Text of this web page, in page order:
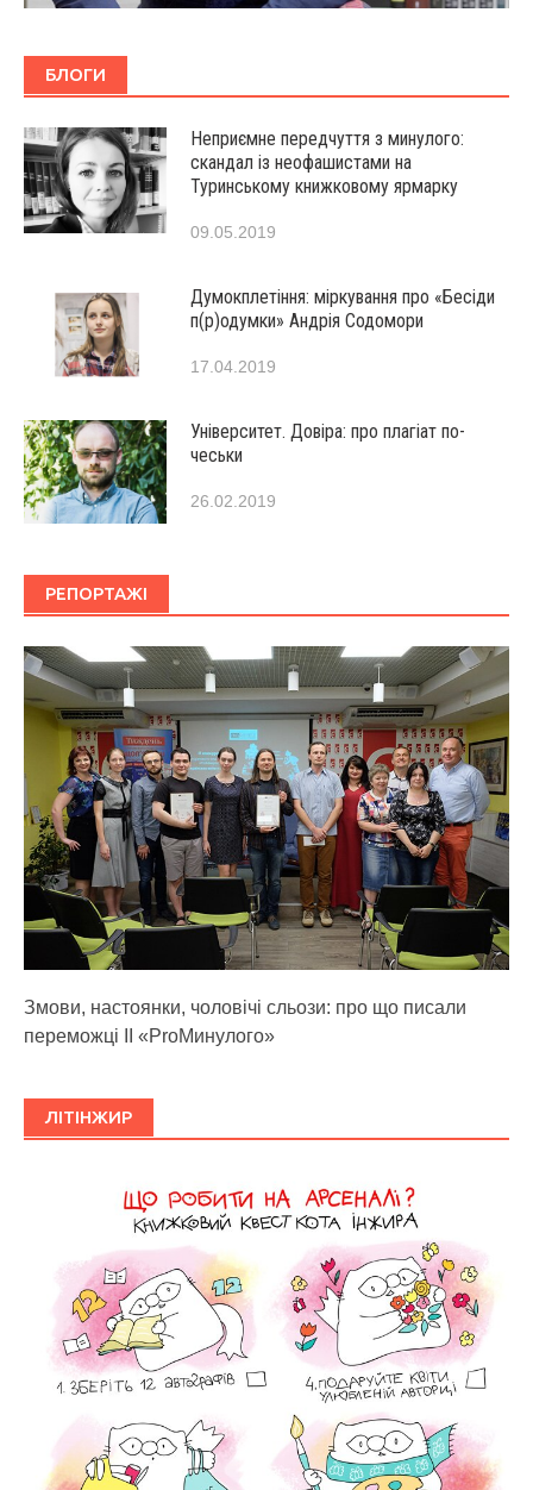
БЛОГИ
Неприємне передчуття з минулого:
скандал із неофашистами на
Туринському книжковому ярмарку
09.05.2019
Думокплетіння: міркування про «Бесіди
п(р)одумки» Андрія Содомори
17.04.2019
Університет. Довіра: про плагіат по-
чеськи
26.02.2019
РЕПОРТАЖІ
Змови, настоянки, чоловічі сльози: про що писали
переможці ІІ «ProМинулого»
ЛІТІНЖИР